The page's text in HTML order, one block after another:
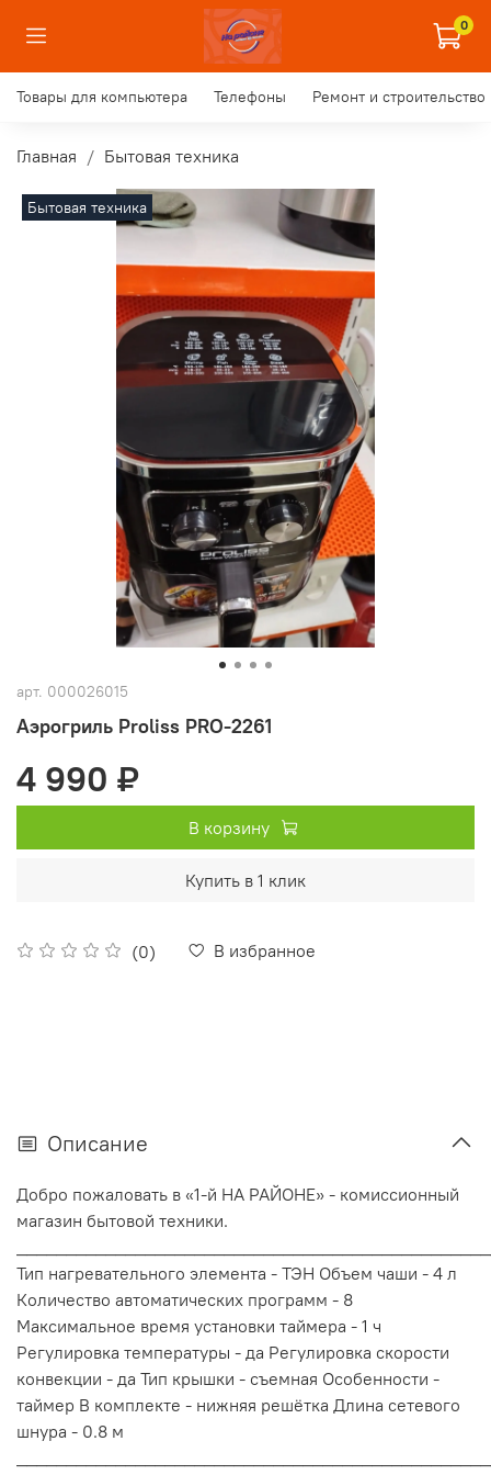
0
Товары для компьютера Телефоны Ремонт и строительство
Главная Бытовая техника
Бытовая техника
арт. 000026015
Аэрогриль Proliss PRO-2261
(0) В избранное
4 990 ₽
В корзину
Купить в 1 клик
Описание
Добро пожаловать в «1-й НА РАЙОНЕ» - комиссионный
магазин бытовой техники.
Тип нагревательного элемента - ТЭН Объем чаши - 4 л
Количество автоматических программ - 8
Максимальное время установки таймера - 1 ч
Регулировка температуры - да Регулировка скорости
конвекции - да Тип крышки - съемная Особенности -
таймер В комплекте - нижняя решётка Длина сетевого
шнура - 0.8 м